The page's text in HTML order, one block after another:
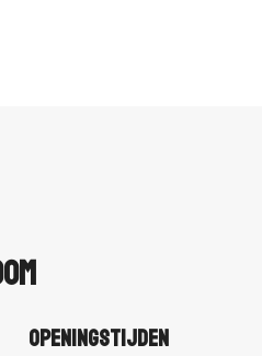
Openingstijden